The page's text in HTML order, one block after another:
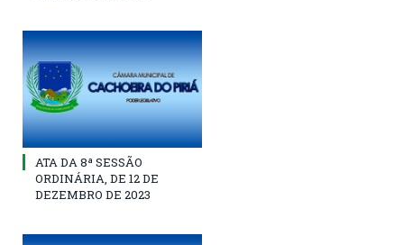
ATA DA 8ª SESSÃO
ORDINÁRIA, DE 12 DE
DEZEMBRO DE 2023